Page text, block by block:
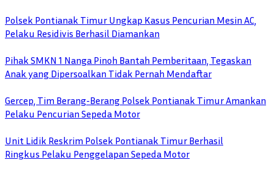
Polsek Pontianak Timur Ungkap Kasus Pencurian Mesin AC,
Pelaku Residivis Berhasil Diamankan
Pihak SMKN 1 Nanga Pinoh Bantah Pemberitaan, Tegaskan
Anak yang Dipersoalkan Tidak Pernah Mendaftar
Gercep, Tim Berang-Berang Polsek Pontianak Timur Amankan
Pelaku Pencurian Sepeda Motor
Unit Lidik Reskrim Polsek Pontianak Timur Berhasil
Ringkus Pelaku Penggelapan Sepeda Motor